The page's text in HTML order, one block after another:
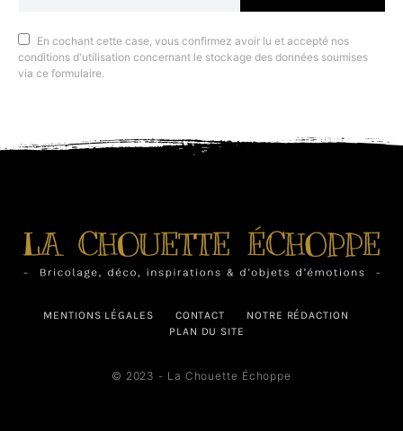
En cochant cette case, vous confirmez avoir lu et accepté nos
conditions d'utilisation concernant le stockage des données soumises
via ce formulaire.
MENTIONS LÉGALES CONTACT
NOTRE RÉDACTION
PLAN DU SITE
© 2023 - La Chouette Échoppe